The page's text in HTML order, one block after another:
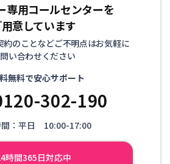
専用コールセンターを
意しています
約のことなどご不明点はお気軽に
い合わせください
無料で安心サポート
302-190
間：平日 10:00-17:00
時間365日対応中